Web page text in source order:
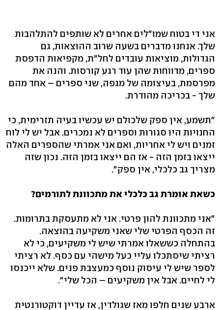
אני די בטוח שמו"לים אחרים לא שותפים להתלהבות
שלך. אנחנו מדברים בשעה שרוב ההוצאות, גם
הגדולות, מוציאות עובדים לחל"ת, מקפיאות הדפסת
ספרים, מדווחות שהן עוד רגע קורסות. והנה את
מפרסמת, בעיצומה של מגפה, שני ספרים – אחד מהם
שלך - בכריכה מהודרת.
"תשמע, אין ספק שלכולם יש עכשיו בעיה תזרימית, כי
החנויות היו סגורות וספרים לא נמכרים. אבל יש לי לוח
זמנים ויש לי אחריות, ואם אני אמרתי שהספרים האלה
ייצאו בזמן הזה - אז הם ייצאו בזמן הזה. נכון שזה
מצריך גב כלכלי, אין ספק".
כשאת אומרת גב כלכלי את מתכוונת לתורמים?
"אני מתכוונת להון פרטי. אני לא מתעסקת בתרומות.
זה הכסף הפרטי שלי שאני משקיעה בהוצאה.
בהתחלה כששאלו אמרתי שיש לי משקיעים, כי לא
רציתי שיסתכלו עליי כעל מישהי עם כסף. לא רציתי
לספר שיש לי עיסוק נוסף כמעצבת פנים. שלא ייכנסו
לי לחיים. אבל אין משקיעים – הכל שלי".
ארבע שנים חלפו מאז שגולדין, אז עדיין דוקטורנטית